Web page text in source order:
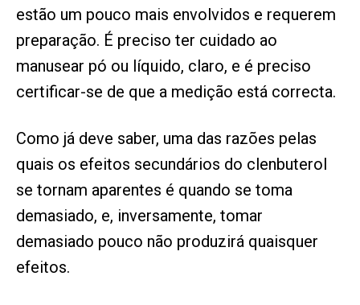
estão um pouco mais envolvidos e requerem
preparação. É preciso ter cuidado ao
manusear pó ou líquido, claro, e é preciso
certificar-se de que a medição está correcta.
Como já deve saber, uma das razões pelas
quais os efeitos secundários do clenbuterol
se tornam aparentes é quando se toma
demasiado, e, inversamente, tomar
demasiado pouco não produzirá quaisquer
efeitos.